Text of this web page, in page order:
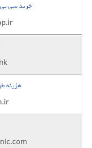
خرید سی پی
هزینه